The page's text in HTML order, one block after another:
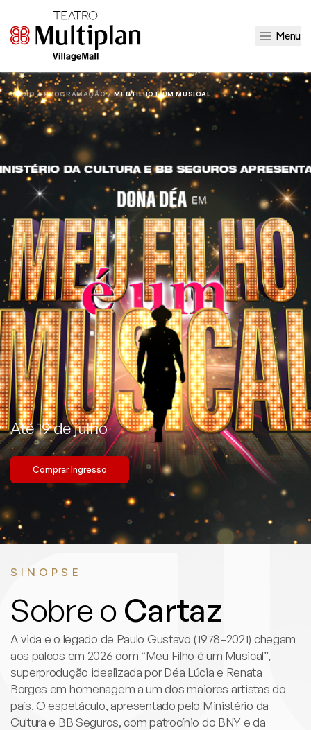
Menu
INÍCIO / PROGRAMAÇÃO / MEU FILHO É UM MUSICAL
Até 19 de julho
Comprar Ingresso
SINOPSE
Sobre o Cartaz
A vida e o legado de Paulo Gustavo (1978–2021) chegam
aos palcos em 2026 com “Meu Filho é um Musical”,
superprodução idealizada por Déa Lúcia e Renata
Borges em homenagem a um dos maiores artistas do
país. O espetáculo, apresentado pelo Ministério da
Cultura e BB Seguros, com patrocínio do BNY e da